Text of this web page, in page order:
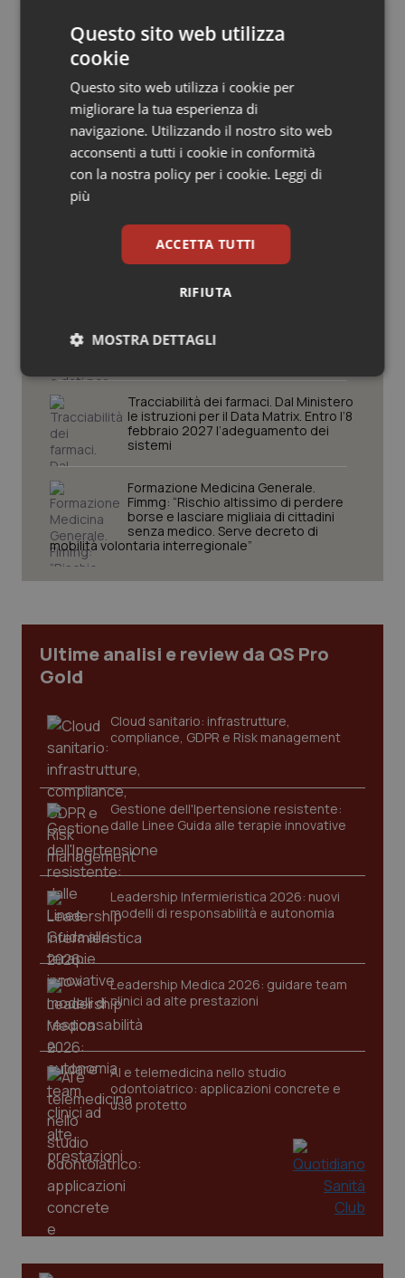
Salute orale & impianti
Sangue & coagulazione
Tiroide
Tumore al seno
Tumore ovarico
Tumori del Polmone & Testa Collo
Tumori gastrointestinali
Ulcera & Reflusso
Vaccini
Potrebbe interessarti in
Lavoro e Professioni
“Preoccupazione per la mancata
approvazione dell’adeguamento
delle tariffe ospedaliere, così rinvio
pronta”
Tracciabilità dei farmaci. Dal Ministero
le istruzioni per il Data Matrix. Entro l’8
febbraio 2027 l’adeguamento dei
sistemi
Formazione Medicina Generale.
Fimmg: “Rischio altissimo di perdere
borse e lasciare migliaia di cittadini
senza medico. Serve decreto di
mobilità volontaria interregionale”
Ultime analisi e review da QS Pro
Gold
Cloud sanitario: infrastrutture,
compliance, GDPR e Risk management
Gestione dell'Ipertensione resistente:
dalle Linee Guida alle terapie innovative
Leadership Infermieristica 2026: nuovi
modelli di responsabilità e autonomia
Leadership Medica 2026: guidare team
clinici ad alte prestazioni
AI e telemedicina nello studio
odontoiatrico: applicazioni concrete e
uso protetto
Questo sito web utilizza
cookie
Questo sito web utilizza i cookie per
migliorare la tua esperienza di
navigazione. Utilizzando il nostro sito web
acconsenti a tutti i cookie in conformità
con la nostra policy per i cookie. Leggi di
più
ACCETTA TUTTI
RIFIUTA
MOSTRA DETTAGLI
Necessari Statistici Marketing
Necessari Statistici Marketing
I cookie necessari contribuiscono a rendere fruibile il
sito web abilitandone funzionalità di base quali la
navigazione sulle pagine e l'accesso alle aree
protette del sito. Il sito web non è in grado di
Nome
Fornitore/Dominio
VISITOR_PRIVACY_METADATA
YouTube
.youtube.com
CookieScriptConsent
tracking-sites-ironfish-
tracking-enable
www.quotidianosanita.it